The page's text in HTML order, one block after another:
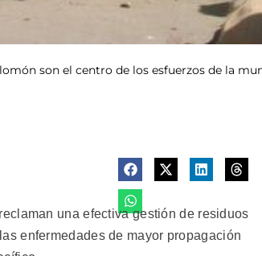
son el centro de los esfuerzos de la
una efectiva gestión de residuos
enfermedades de mayor propagación